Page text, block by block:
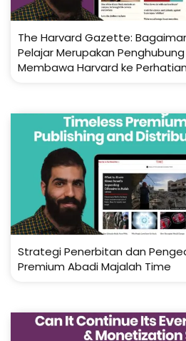
The Harvard Gazette:
Pelajar Merupakan
Membawa Harvard ke
Strategi Penerbitan dan
Premium Abadi Majalah Time